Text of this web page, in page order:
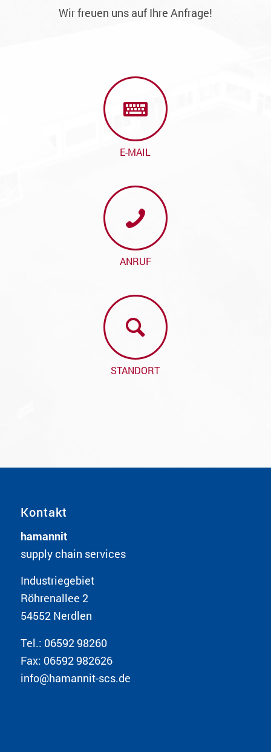
Wir freuen uns auf Ihre Anfrage!
E-MAIL
ANRUF
STANDORT
Kontakt
hamannit
supply chain services
Industriegebiet
Röhrenallee 2
54552 Nerdlen
Tel.: 06592 98260
Fax: 06592 982626
info@hamannit-scs.de